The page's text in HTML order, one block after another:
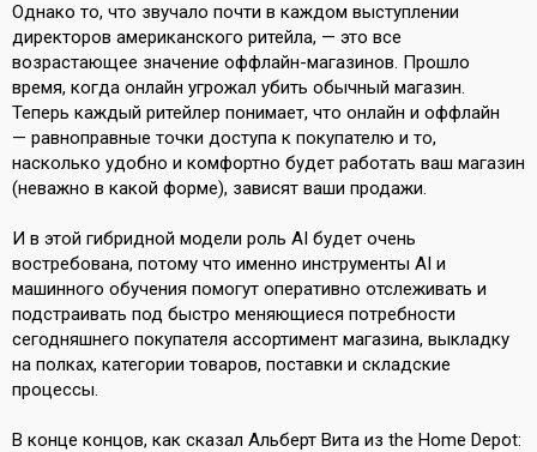
Однако то, что звучало почти в каждом выступлении
директоров американского ритейла, — это все
возрастающее значение оффлайн-магазинов. Прошло
время, когда онлайн угрожал убить обычный магазин.
Теперь каждый ритейлер понимает, что онлайн и оффлайн
— равноправные точки доступа к покупателю и то,
насколько удобно и комфортно будет работать ваш магазин
(неважно в какой форме), зависят ваши продажи.
И в этой гибридной модели роль AI будет очень
востребована, потому что именно инструменты AI и
машинного обучения помогут оперативно отслеживать и
подстраивать под быстро меняющиеся потребности
сегодняшнего покупателя ассортимент магазина, выкладку
на полках, категории товаров, поставки и складские
процессы.
В конце концов, как сказал Альберт Вита из the Home Depot: